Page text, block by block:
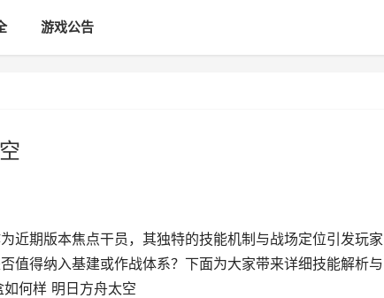
游戏公告
近期版本焦点干员，其独特的技能机制与战场定位引发玩家
值得纳入基建或作战体系？下面为大家带来详细技能解析与
何样 明日方舟太空